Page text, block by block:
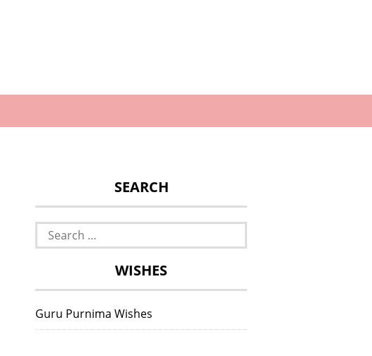
SEARCH
Search
for:
WISHES
Guru Purnima Wishes